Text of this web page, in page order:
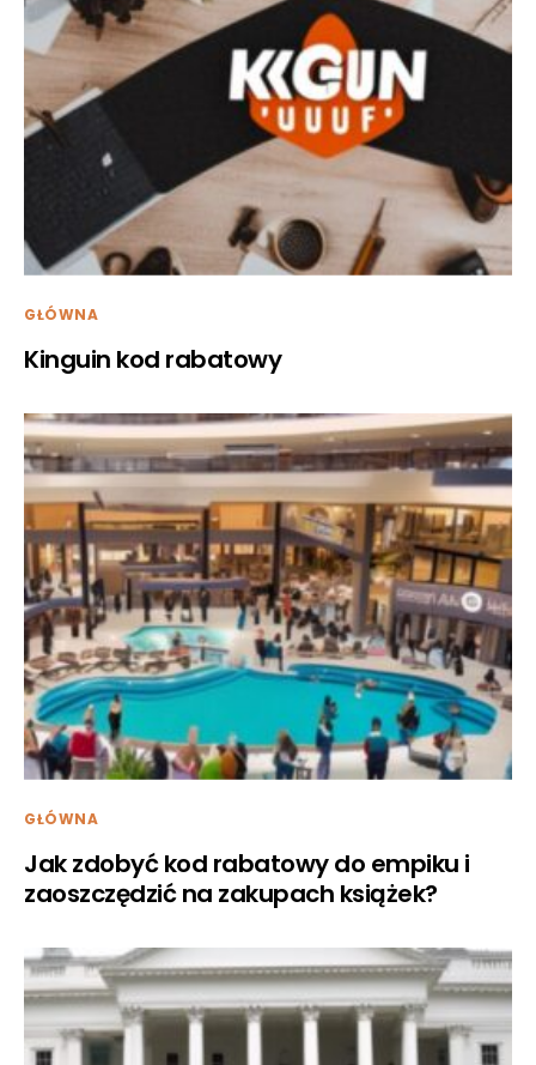
GŁÓWNA
Kinguin kod rabatowy
GŁÓWNA
Jak zdobyć kod rabatowy do empiku i
zaoszczędzić na zakupach książek?